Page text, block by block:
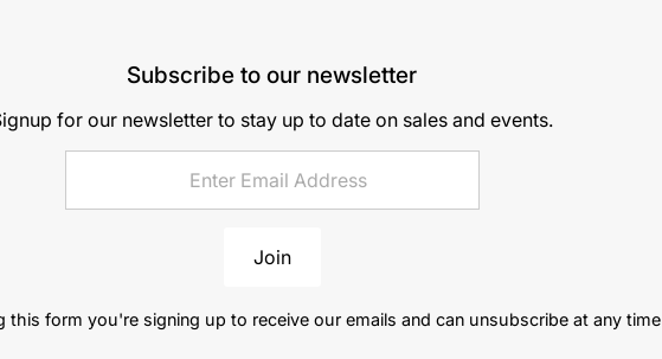
Subscribe to our newsletter
for our newsletter to stay up to date on sales and events.
Join
this form you're signing up to receive our emails and can unsubscribe at any time